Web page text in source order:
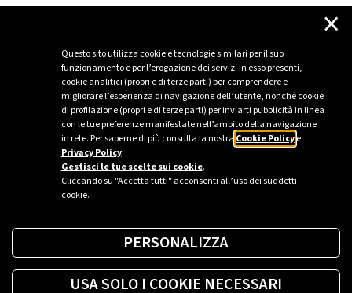
Questo sito utilizza cookie e tecnologie similari per il suo
funzionamento e per l’erogazione dei servizi in esso presenti,
cookie analitici (propri e di terze parti) per comprendere e
migliorare l’esperienza di navigazione dell’utente, nonché cookie
di profilazione (propri e di terze parti) per inviarti pubblicità in linea
con le tue preferenze manifestate nell’ambito della navigazione
in rete. Per saperne di più consulta la nostra Cookie Policye
Privacy Policy.
Gestisci le tue scelte sui cookie.
Cliccando su "Accetta tutti" acconsenti all’uso dei suddetti
cookie.
×
PERSONALIZZA
USA SOLO I COOKIE NECESSARI
C'è un problema con il recupero dei
Per favore riprova piú tardi
Sei un’azienda o una PA?
Trova la soluzione più giusta per te.
Richiedi una colonnina